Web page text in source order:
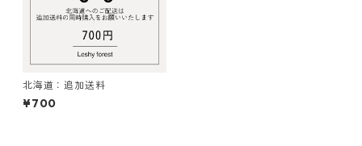
北海道：追加送料
¥700